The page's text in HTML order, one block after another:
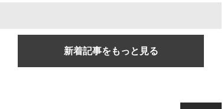
新着記事をもっと見る